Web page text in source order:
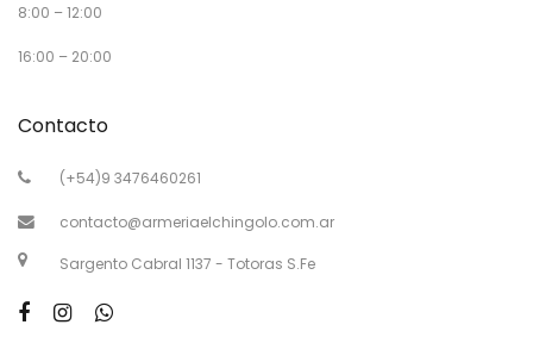
8:00 – 12:00
16:00 – 20:00
Contacto
(+54)9 3476460261
contacto@armeriaelchingolo.com.ar
Sargento Cabral 1137 - Totoras S.Fe